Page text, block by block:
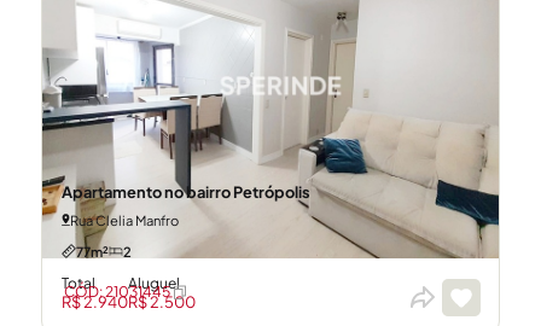
Apartamento no bairro Petrópolis
Rua Clelia Manfro
77m²
2
Total
R$ 2.940
Aluguel
R$ 2.500
CÓD: 21031445